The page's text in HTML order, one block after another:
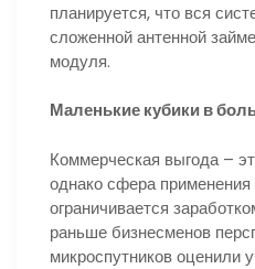
планируется, что вся
сложенной антенной
модуля.
Маленькие кубики в
Коммерческая выгода –
однако сфера
ограничивается
раньше бизнесменов
микроспутников оценили